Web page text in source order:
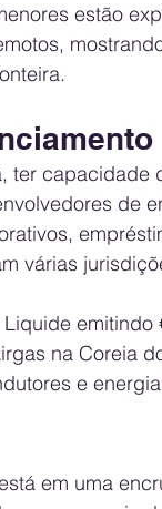
estão
ter capacidade
de
várias
na Coreia
e
em uma